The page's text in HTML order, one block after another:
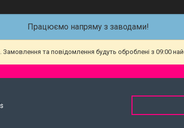
Працюємо напряму з заводами!
Замовлення та повідомлення будуть оброблені з 09:00